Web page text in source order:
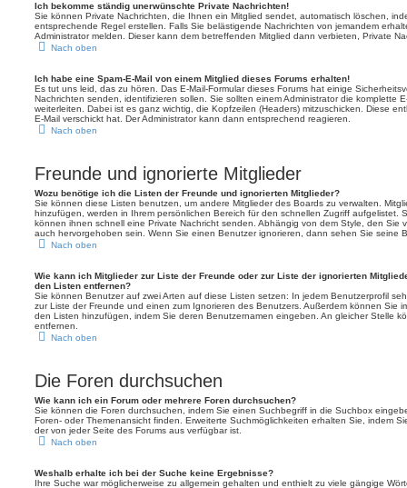
Ich bekomme ständig unerwünschte Private Nachrichten!
Sie können Private Nachrichten, die Ihnen ein Mitglied sendet, automatisch löschen,
entsprechende Regel erstellen. Falls Sie belästigende Nachrichten von jemandem
Administrator melden. Dieser kann dem betreffenden Mitglied dann verbieten, Private
Nach oben
Ich habe eine Spam-E-Mail von einem Mitglied dieses Forums erhalten!
Es tut uns leid, das zu hören. Das E-Mail-Formular dieses Forums hat einige
Nachrichten senden, identifizieren sollen. Sie sollten einem Administrator die komplette
weiterleiten. Dabei ist es ganz wichtig, die Kopfzeilen (Headers) mitzuschicken. Diese
E-Mail verschickt hat. Der Administrator kann dann entsprechend reagieren.
Nach oben
Freunde und ignorierte Mitglieder
Wozu benötige ich die Listen der Freunde und ignorierten Mitglieder?
Sie können diese Listen benutzen, um andere Mitglieder des Boards zu verwalten.
hinzufügen, werden in Ihrem persönlichen Bereich für den schnellen Zugriff aufgelistet.
können ihnen schnell eine Private Nachricht senden. Abhängig von dem Style, den Sie
auch hervorgehoben sein. Wenn Sie einen Benutzer ignorieren, dann sehen Sie seine
Nach oben
Wie kann ich Mitglieder zur Liste der Freunde oder zur Liste der ignorierten
den Listen entfernen?
Sie können Benutzer auf zwei Arten auf diese Listen setzen: In jedem Benutzerprofil
zur Liste der Freunde und einen zum Ignorieren des Benutzers. Außerdem können Sie
den Listen hinzufügen, indem Sie deren Benutzernamen eingeben. An gleicher Stelle
entfernen.
Nach oben
Die Foren durchsuchen
Wie kann ich ein Forum oder mehrere Foren durchsuchen?
Sie können die Foren durchsuchen, indem Sie einen Suchbegriff in die Suchbox
Foren- oder Themenansicht finden. Erweiterte Suchmöglichkeiten erhalten Sie, indem
der von jeder Seite des Forums aus verfügbar ist.
Nach oben
Weshalb erhalte ich bei der Suche keine Ergebnisse?
Ihre Suche war möglicherweise zu allgemein gehalten und enthielt zu viele gängige